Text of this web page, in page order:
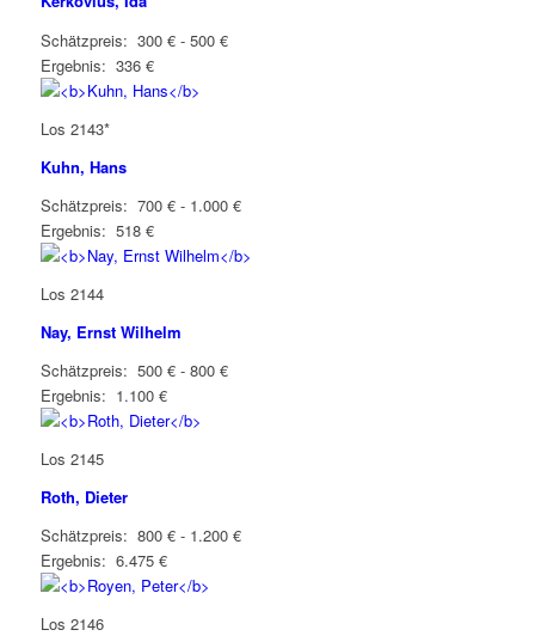
Schätzpreis: 300 € - 500 €
Ergebnis: 336 €
Los 2143*
Kuhn, Hans
Schätzpreis: 700 € - 1.000 €
Ergebnis: 518 €
Los 2144
Nay, Ernst Wilhelm
Schätzpreis: 500 € - 800 €
Ergebnis: 1.100 €
Los 2145
Roth, Dieter
Schätzpreis: 800 € - 1.200 €
Ergebnis: 6.475 €
Los 2146